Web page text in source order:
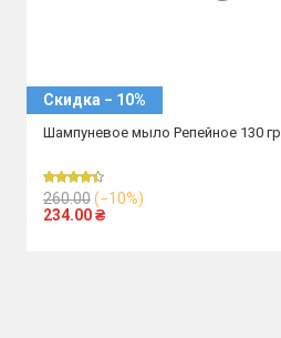
Скидка − 10%
Шампуневое мыло Репейное 130 гр
260.00(−10%)
234.00₴